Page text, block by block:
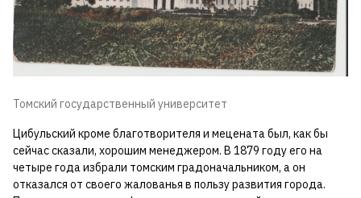
Томский государственный университет
Цибульский кроме благотворителя и мецената был, как бы
сейчас сказали, хорошим менеджером. В 1879 году его на
четыре года избрали томским градоначальником, а он
отказался от своего жалованья в пользу развития города.